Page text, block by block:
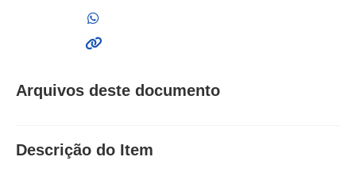
Arquivos deste documento
Descrição do Item